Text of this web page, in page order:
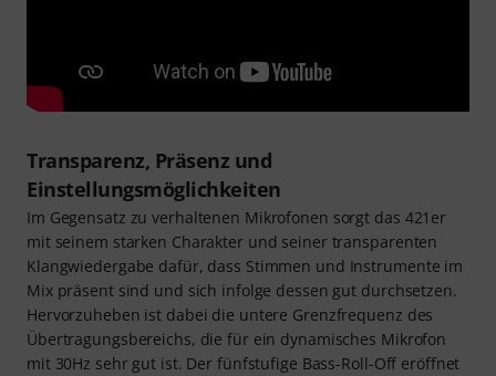
Transparenz, Präsenz und
Einstellungsmöglichkeiten
Im Gegensatz zu verhaltenen Mikrofonen sorgt das 421er
mit seinem starken Charakter und seiner transparenten
Klangwiedergabe dafür, dass Stimmen und Instrumente im
Mix präsent sind und sich infolge dessen gut durchsetzen.
Hervorzuheben ist dabei die untere Grenzfrequenz des
Übertragungsbereichs, die für ein dynamisches Mikrofon
mit 30Hz sehr gut ist. Der fünfstufige Bass-Roll-Off eröffnet